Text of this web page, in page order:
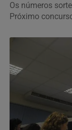
Os números
Próximo